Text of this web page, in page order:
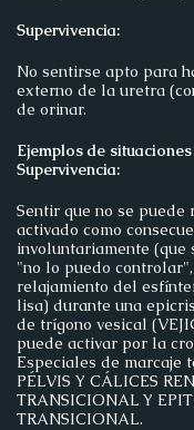
Supervivencia:
No sentirse apto para
externo de la uretra
de orinar.
Ejemplos de
Supervivencia:
Sentir que no se
activado como
involuntariamente (que
"no lo puedo
relajamiento del
lisa) durante una
de trígono vesical
puede activar por la
Especiales de marcaje
PÉLVIS Y CÁLICES
TRANSICIONAL Y
TRANSICIONAL.